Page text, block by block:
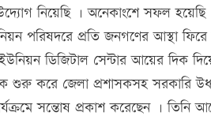
নিয়েছি । অনেকাংশে সফল
পরিষদরে প্রতি জনগণের আস্থা
ডিজিটাল সেন্টার আয়ের দিক
শুরু করে জেলা প্রশাসকসহ সরকারি
সন্তোষ প্রকাশ করেছেন ।